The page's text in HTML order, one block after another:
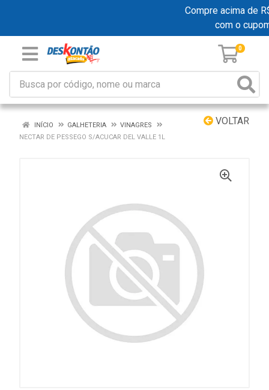
Compre acima de
com o
0
VOLTAR
INÍCIO GALHETERIA
VINAGRES
NECTAR DE PESSEGO S/ACUCAR DEL VALLE 1L